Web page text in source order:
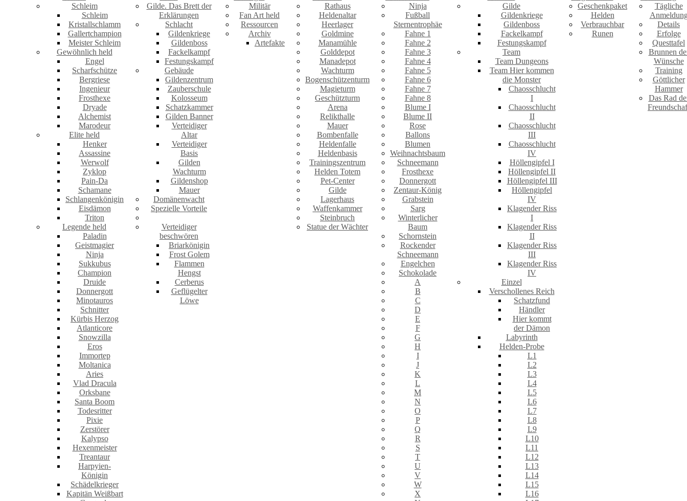
Schleim
Schleim
Kristallschlamm
Gallertchampion
Meister Schleim
Gewöhnlich held
Engel
Scharfschütze
Bergriese
Ingenieur
Frosthexe
Dryade
Alchemist
Marodeur
Elite held
Henker
Assassine
Werwolf
Zyklop
Pain-Da
Schamane
Schlangenkönigin
Eisdämon
Triton
Legende held
Paladin
Geistmagier
Ninja
Sukkubus
Champion
Druide
Donnergott
Minotauros
Schnitter
Kürbis Herzog
Atlanticore
Snowzilla
Eros
Immortep
Moltanica
Aries
Vlad Dracula
Orksbane
Santa Boom
Todesritter
Pixie
Zerstörer
Kalypso
Hexenmeister
Treantaur
Harpyien-
Königin
Schädelkrieger
Kapitän Weißbart
Gilde. Das Brett der
Erklärungen
Schlacht
Gildenkriege
Gildenboss
Fackelkampf
Festungskampf
Gebäude
Gildenzentrum
Zauberschule
Kolosseum
Schatzkammer
Gilden Banner
Verteidiger
Altar
Verteidiger
Basis
Gilden
Wachturm
Gildenshop
Mauer
Domänenwacht
Spezielle Vorteile
Verteidiger
beschwören
Briarkönigin
Frost Golem
Flammen
Hengst
Cerberus
Geflügelter
Löwe
Militär
Fan Art held
Ressourcen
Archiv
Artefakte
Rathaus
Heldenaltar
Heerlager
Goldmine
Manamühle
Golddepot
Manadepot
Wachturm
Bogenschützenturm
Magieturm
Geschützturm
Arena
Relikthalle
Mauer
Bombenfalle
Heldenfalle
Heldenbasis
Trainingszentrum
Helden Totem
Pet-Center
Gilde
Lagerhaus
Waffenkammer
Steinbruch
Statue der Wächter
Ninja
Fußball
Sternentrophäe
Fahne 1
Fahne 2
Fahne 3
Fahne 4
Fahne 5
Fahne 6
Fahne 7
Fahne 8
Blume I
Blume II
Rose
Ballons
Blumen
Weihnachtsbaum
Schneemann
Frosthexe
Donnergott
Zentaur-König
Grabstein
Sarg
Winterlicher
Baum
Schornstein
Rockender
Schneemann
Engelchen
Schokolade
A
B
C
D
E
F
G
H
I
J
K
L
M
N
O
P
Q
R
S
T
U
V
W
X
Gilde
Gildenkriege
Gildenboss
Fackelkampf
Festungskampf
Team
Team Dungeons
Team Hier kommen
die Monster
Chaosschlucht
I
Chaosschlucht
II
Chaosschlucht
III
Chaosschlucht
IV
Höllengipfel I
Höllengipfel II
Höllengipfel III
Höllengipfel
IV
Klagender Riss
I
Klagender Riss
II
Klagender Riss
III
Klagender Riss
IV
Einzel
Verschollenes Reich
Schatzfund
Händler
Hier kommt
der Dämon
Labyrinth
Helden-Probe
L1
L2
L3
L4
L5
L6
L7
L8
L9
L10
L11
L12
L13
L14
L15
L16
Geschenkpaket
Helden
Verbrauchbar
Runen
Tägliche
Details
Erfolge
Questtafel
Brunnen
Wünsche
Training
Göttlicher
Hammer
Das Rad